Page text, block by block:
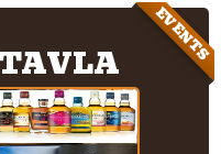
EVENTS